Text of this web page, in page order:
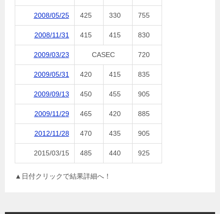
2008/05/25 425 330 755
2008/11/31 415 415 830
2009/03/23 CASEC 720
2009/05/31 420 415 835
2009/09/13 450 455 905
2009/11/29 465 420 885
2012/11/28 470 435 905
2015/03/15 485 440 925
▲日付クリックで結果詳細へ！